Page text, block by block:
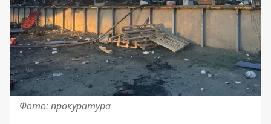
Фото: прокуратура